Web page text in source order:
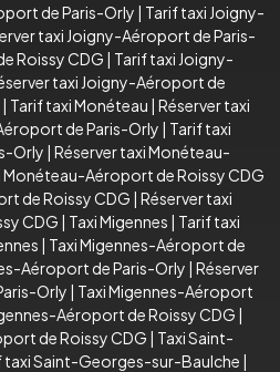
de Paris-Orly | Tarif taxi Joigny-
taxi Joigny-Aéroport de Paris-
Roissy CDG | Tarif taxi Joigny-
taxi Joigny-Aéroport de
| Tarif taxi Monéteau | Réserver taxi
de Paris-Orly | Tarif taxi
Orly | Réserver taxi Monéteau-
Monéteau-Aéroport de Roissy CDG
de Roissy CDG | Réserver taxi
CDG | Taxi Migennes | Tarif taxi
| Taxi Migennes-Aéroport de
Aéroport de Paris-Orly | Réserver
Orly | Taxi Migennes-Aéroport
Aéroport de Roissy CDG |
de Roissy CDG | Taxi Saint-
taxi Saint-Georges-sur-Baulche |